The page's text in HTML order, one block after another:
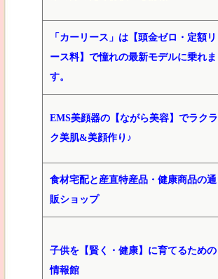
「カーリース」は【頭金ゼロ・定額リ
ース料】で憧れの最新モデルに乗れま
す。
EMS美顔器の【ながら美容】でラクラ
ク美肌&美顔作り♪
食材宅配と産直特産品・健康商品の通
販ショップ
子供を【賢く・健康】に育てるための
情報館